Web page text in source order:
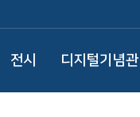
전시 디지털기념관